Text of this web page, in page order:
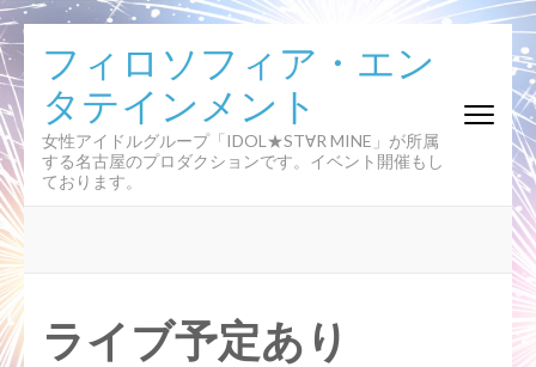
コ
テ
ン
ツ
へ
ス
キ
ッ
プ
(Enter
を
フィロソフィア・エン
タテインメント
女性アイドルグループ「IDOL★ST∀R MINE」が所属
する名古屋のプロダクションです。イベント開催もし
ております。
ライブ予定あり